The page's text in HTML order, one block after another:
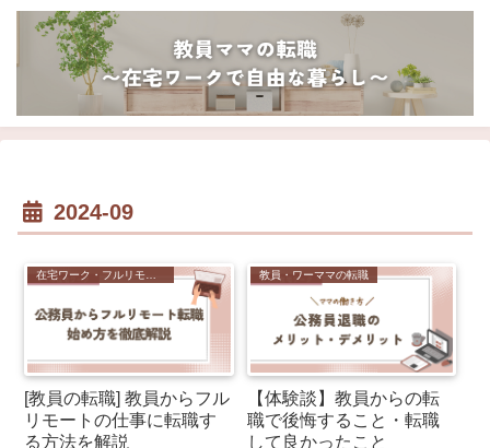
2024-09
[教員の転職] 教員からフル
リモートの仕事に転職す
る方法を解説
教員・ワーママの転職
【体験談】教員からの転
職で後悔すること・転職
して良かったこと